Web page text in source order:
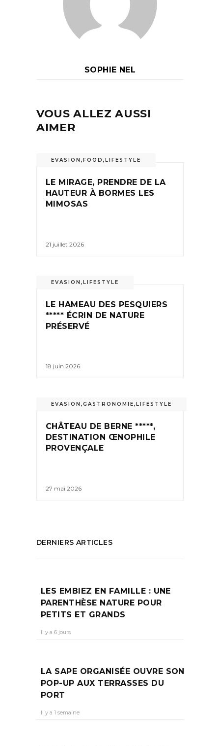
SOPHIE NEL
VOUS ALLEZ AUSSI
AIMER
EVASION , FOOD , LIFESTYLE
LE MIRAGE, PRENDRE DE LA
HAUTEUR À BORMES LES
MIMOSAS
21 juillet 2026
EVASION ,LIFESTYLE
LE HAMEAU DES PESQUIERS
***** ÉCRIN DE NATURE
PRÉSERVÉ
18 juin 2026
EVASION ,GASTRONOMIE, LIFESTYLE
CHÂTEAU DE BERNE *****,
DESTINATION ŒNOPHILE
PROVENÇALE
27 mai 2026
DERNIERS ARTICLES
LES EMBIEZ EN FAMILLE : UNE
PARENTHÈSE NATURE POUR
PETITS ET GRANDS
Il y a 6 jours
LA SAPE ORGANISÉE OUVRE SON
POP-UP AUX TERRASSES DU
PORT
Il y a 1 semaine